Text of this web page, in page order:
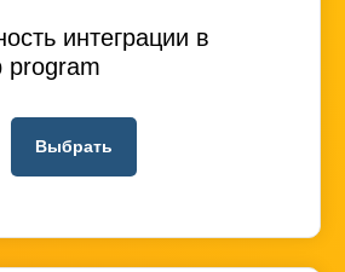
интеграции в
program
Выбрать